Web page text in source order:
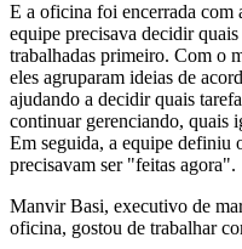
E a oficina foi encerrada com
equipe precisava decidir
trabalhadas primeiro. Com o
eles agruparam ideias de
ajudando a decidir quais
continuar gerenciando, quais
Em seguida, a equipe definiu
precisavam ser "feitas agora".
Manvir Basi, executivo de
oficina, gostou de trabalhar